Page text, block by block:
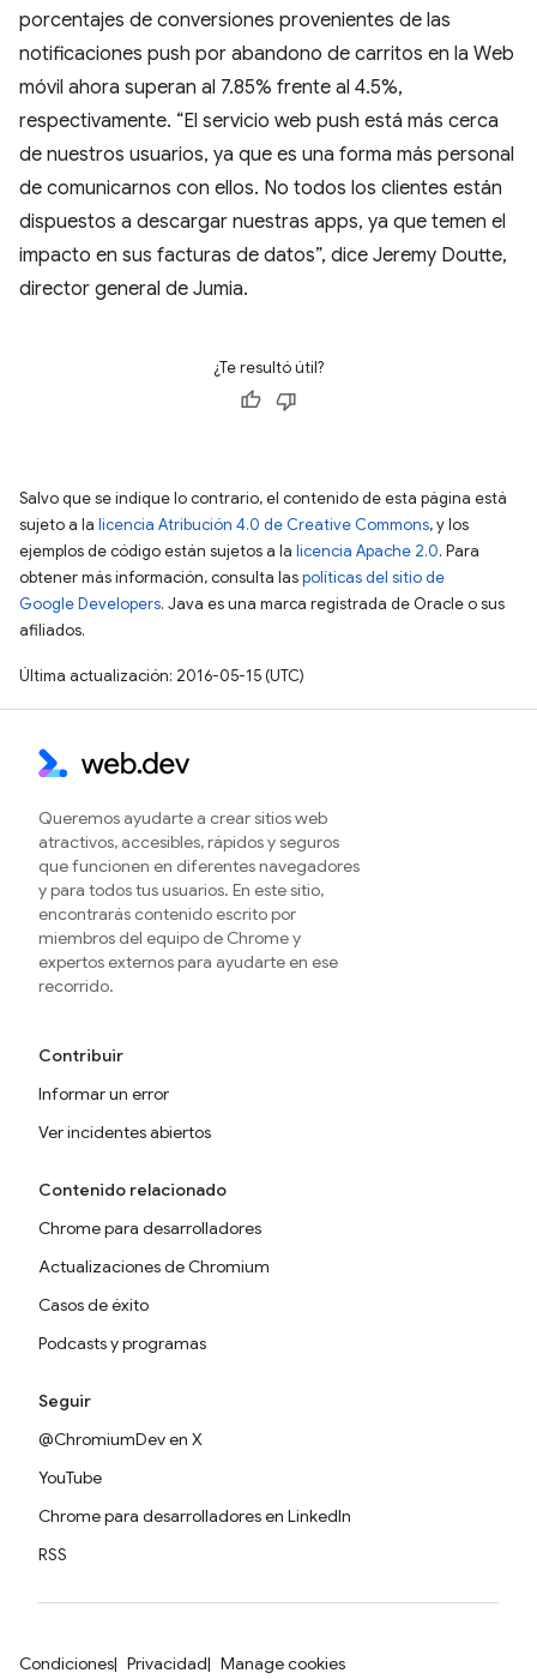
porcentajes de conversiones provenientes de las
notificaciones push por abandono de carritos en la Web
móvil ahora superan al 7.85% frente al 4.5%,
respectivamente. “El servicio web push está más cerca
de nuestros usuarios, ya que es una forma más personal
de comunicarnos con ellos. No todos los clientes están
dispuestos a descargar nuestras apps, ya que temen el
impacto en sus facturas de datos”, dice Jeremy Doutte,
director general de Jumia.
¿Te resultó útil?
Salvo que se indique lo contrario, el contenido de esta página está
sujeto a la licencia Atribución 4.0 de Creative Commons, y los
ejemplos de código están sujetos a la licencia Apache 2.0. Para
obtener más información, consulta laspolíticas del sitio de
Google Developers. Java es una marca registrada de Oracle o sus
afiliados.
Última actualización: 2016-05-15 (UTC)
Queremos ayudarte a crear sitios web
atractivos, accesibles, rápidos y seguros
que funcionen en diferentes navegadores
y para todos tus usuarios. En este sitio,
encontrarás contenido escrito por
miembros del equipo de Chrome y
expertos externos para ayudarte en ese
recorrido.
Contribuir
Informar un error
Ver incidentes abiertos
Contenido relacionado
Chrome para desarrolladores
Actualizaciones de Chromium
Casos de éxito
Podcasts y programas
Seguir
@ChromiumDev en X
YouTube
Chrome para desarrolladores en LinkedIn
RSS
Condiciones Privacidad Manage cookies